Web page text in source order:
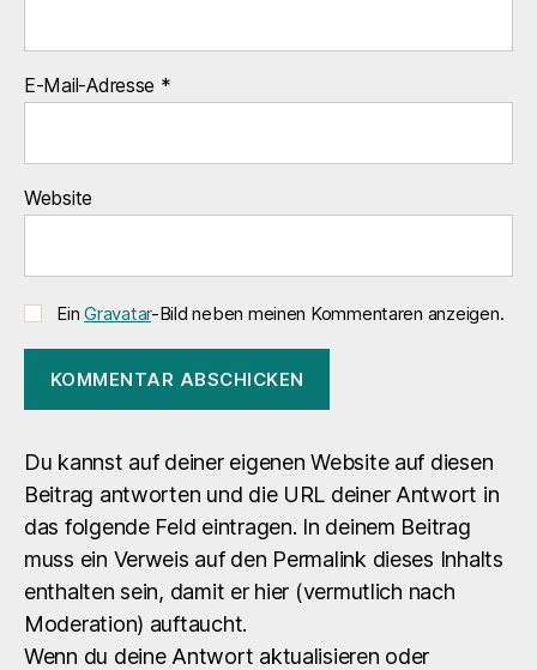
E-Mail-Adresse *
Website
EinGravatar-Bild neben meinen Kommentaren anzeigen.
Du kannst auf deiner eigenen Website auf diesen
Beitrag antworten und die URL deiner Antwort in
das folgende Feld eintragen. In deinem Beitrag
muss ein Verweis auf den Permalink dieses Inhalts
enthalten sein, damit er hier (vermutlich nach
Moderation) auftaucht.
Wenn du deine Antwort aktualisieren oder